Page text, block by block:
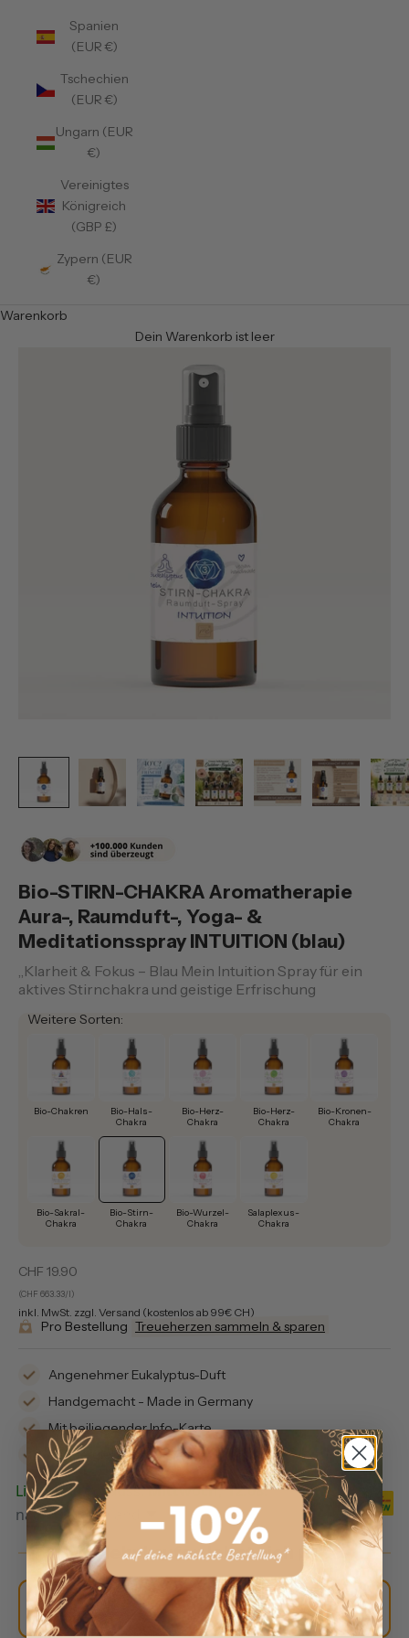
Spanien
(EUR €)
Tschechien
(EUR €)
Ungarn (EUR
€)
Vereinigtes
Königreich
(GBP £)
Zypern (EUR
€)
Warenkorb
Dein Warenkorb ist leer
Bio-STIRN-CHAKRA Aromatherapie
Aura-, Raumduft-, Yoga- &
Meditationsspray INTUITION (blau)
„Klarheit & Fokus – Blau Mein Intuition Spray für ein
aktives Stirnchakra und geistige Erfrischung
Weitere Sorten:
Bio-Chakren
Bio-Hals-
Chakra
Bio-Herz-
Chakra
Bio-Herz-
Chakra
Bio-Kronen-
Chakra
Bio-Sakral-
Chakra
Bio-Stirn-
Chakra
Bio-Wurzel-
Chakra
Salaplexus-
Chakra
Verkaufspreis
CHF 19.90
(CHF 663.33/l)
inkl. MwSt. zzgl. Versand (kostenlos ab 99€ CH)
Pro Bestellung Treueherzen sammeln & sparen
Angenehmer Eukalyptus-Duft
Handgemacht - Made in Germany
Mit beiliegender Info-Karte
Sehr ergiebig
Lieferung vorauss.Mittwoch, 12.08.
nachDeutschland
Mehr kaufen lohnt sich 🤗
1 Stück CHF 19.90
CHF 663.33/ L